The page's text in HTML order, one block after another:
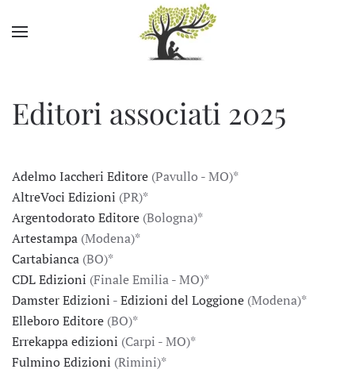
Skip to main content
Editori associati 2025
Adelmo Iaccheri Editore (Pavullo - MO)*
AltreVoci Edizioni (PR)*
Argentodorato Editore (Bologna)*
Artestampa (Modena)*
Cartabianca (BO)*
CDL Edizioni (Finale Emilia - MO)*
Damster Edizioni -Edizioni del Loggione (Modena)*
Elleboro Editore (BO)*
Errekappa edizioni (Carpi - MO)*
Fulmino Edizioni (Rimini)*